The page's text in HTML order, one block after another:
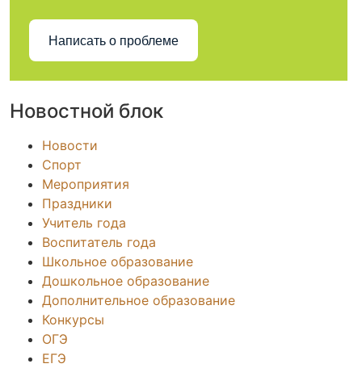
Написать о проблеме
Новостной блок
Новости
Спорт
Мероприятия
Праздники
Учитель года
Воспитатель года
Школьное образование
Дошкольное образование
Дополнительное образование
Конкурсы
ОГЭ
ЕГЭ